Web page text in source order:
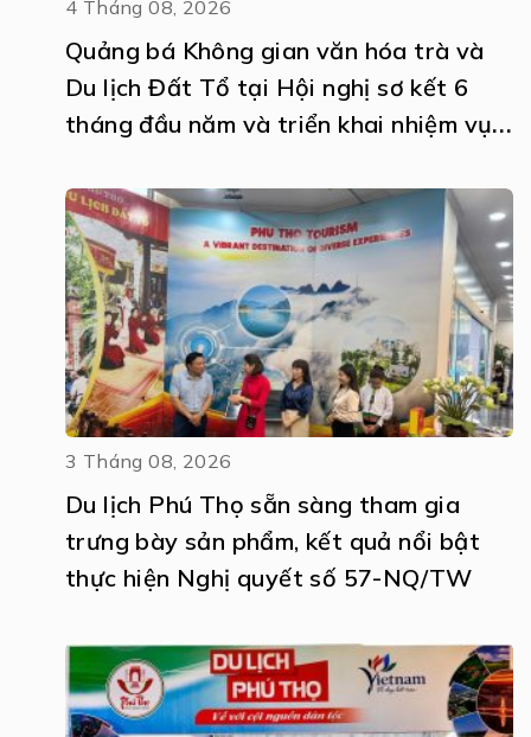
4 Tháng 08, 2026
Quảng bá Không gian văn hóa trà và
Du lịch Đất Tổ tại Hội nghị sơ kết 6
tháng đầu năm và triển khai nhiệm vụ
quyết số 57-NQ/TW
3 Tháng 08, 2026
Du lịch Phú Thọ sẵn sàng tham gia
trưng bày sản phẩm, kết quả nổi bật
thực hiện Nghị quyết số 57-NQ/TW